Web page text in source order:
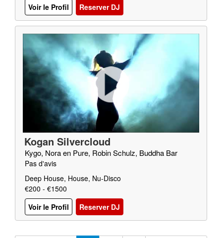
Voir le Profil
Reserver DJ
Kogan Silvercloud
Kygo, Nora en Pure, Robin Schulz, Buddha Bar
Pas d'avis
Deep House, House, Nu-Disco
€200 - €1500
Voir le Profil
Reserver DJ